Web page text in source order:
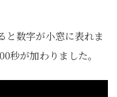
と数字が小窓に表れま
秒が加わりました。